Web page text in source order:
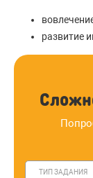
развитие
ТИП ЗАДАНИЯ